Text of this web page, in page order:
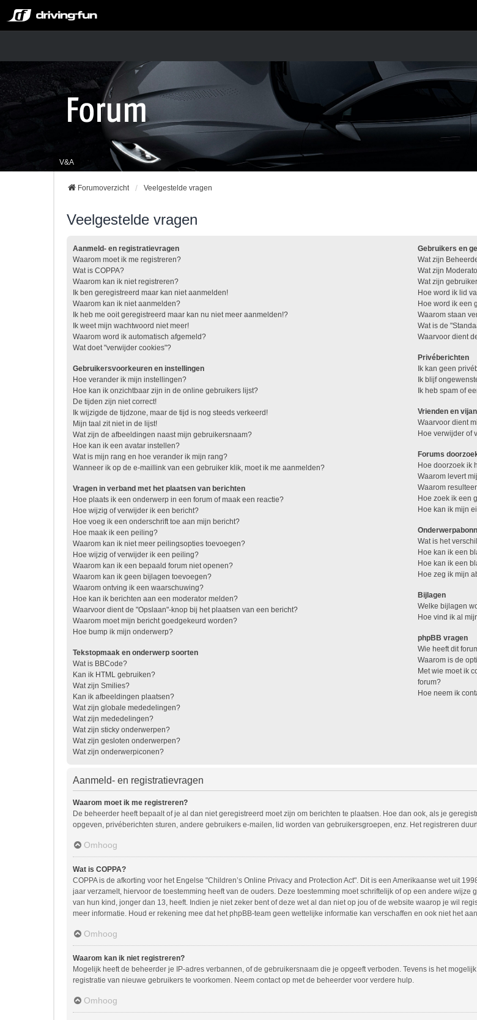
V&A
Forumoverzicht Veelgestelde vragen
Veelgestelde vragen
Aanmeld- en registratievragen
Waarom moet ik me registreren?
Wat is COPPA?
Waarom kan ik niet registreren?
Ik ben geregistreerd maar kan niet aanmelden!
Waarom kan ik niet aanmelden?
Ik heb me ooit geregistreerd maar kan nu niet meer aanmelden!?
Ik weet mijn wachtwoord niet meer!
Waarom word ik automatisch afgemeld?
Wat doet "verwijder cookies"?
Gebruikersvoorkeuren en instellingen
Hoe verander ik mijn instellingen?
Hoe kan ik onzichtbaar zijn in de online gebruikers lijst?
De tijden zijn niet correct!
Ik wijzigde de tijdzone, maar de tijd is nog steeds verkeerd!
Mijn taal zit niet in de lijst!
Wat zijn de afbeeldingen naast mijn gebruikersnaam?
Hoe kan ik een avatar instellen?
Wat is mijn rang en hoe verander ik mijn rang?
Wanneer ik op de e-maillink van een gebruiker klik, moet ik me aanmelden?
Vragen in verband met het plaatsen van berichten
Hoe plaats ik een onderwerp in een forum of maak een reactie?
Hoe wijzig of verwijder ik een bericht?
Hoe voeg ik een onderschrift toe aan mijn bericht?
Hoe maak ik een peiling?
Waarom kan ik niet meer peilingsopties toevoegen?
Hoe wijzig of verwijder ik een peiling?
Waarom kan ik een bepaald forum niet openen?
Waarom kan ik geen bijlagen toevoegen?
Waarom ontving ik een waarschuwing?
Hoe kan ik berichten aan een moderator melden?
Waarvoor dient de "Opslaan"-knop bij het plaatsen van een bericht?
Waarom moet mijn bericht goedgekeurd worden?
Hoe bump ik mijn onderwerp?
Tekstopmaak en onderwerp soorten
Wat is BBCode?
Kan ik HTML gebruiken?
Wat zijn Smilies?
Kan ik afbeeldingen plaatsen?
Wat zijn globale mededelingen?
Wat zijn mededelingen?
Wat zijn sticky onderwerpen?
Wat zijn gesloten onderwerpen?
Wat zijn onderwerpiconen?
Gebruikers en
Wat zijn
Wat zijn
Wat zijn
Hoe word ik lid
Hoe word ik een
Waarom staan
Wat is de
Waarvoor dient
Privéberichten
Ik kan geen
Ik blijf
Ik heb spam of
Vrienden en
Waarvoor dient
Hoe verwijder of
Forums
Hoe doorzoek ik
Waarom levert
Waarom
Hoe zoek ik een
Hoe kan ik mijn
Wat is het
Hoe kan ik een
Hoe kan ik een
Hoe zeg ik mijn
Bijlagen
Welke bijlagen
Hoe vind ik al
phpBB vragen
Wie heeft dit
Waarom is de
Met wie moet ik
forum?
Hoe neem ik
Aanmeld- en registratievragen
Waarom moet ik me registreren?
De beheerder heeft bepaalt of je al dan niet geregistreerd moet zijn om berichten te plaatsen. Hoe dan ook, als je
opgeven, privéberichten sturen, andere gebruikers e-mailen, lid worden van gebruikersgroepen, enz. Het registreren
Omhoog
Wat is COPPA?
COPPA is de afkorting voor het Engelse "Children’s Online Privacy and Protection Act". Dit is een Amerikaanse wet uit
jaar verzamelt, hiervoor de toestemming heeft van de ouders. Deze toestemming moet schriftelijk of op een andere
van hun kind, jonger dan 13, heeft. Indien je niet zeker bent of deze wet al dan niet op jou of de website waarop je wil
meer informatie. Houd er rekening mee dat het phpBB-team geen wettelijke informatie kan verschaffen en ook niet het
Omhoog
Waarom kan ik niet registreren?
Mogelijk heeft de beheerder je IP-adres verbannen, of de gebruikersnaam die je opgeeft verboden. Tevens is het
registratie van nieuwe gebruikers te voorkomen. Neem contact op met de beheerder voor verdere hulp.
Omhoog